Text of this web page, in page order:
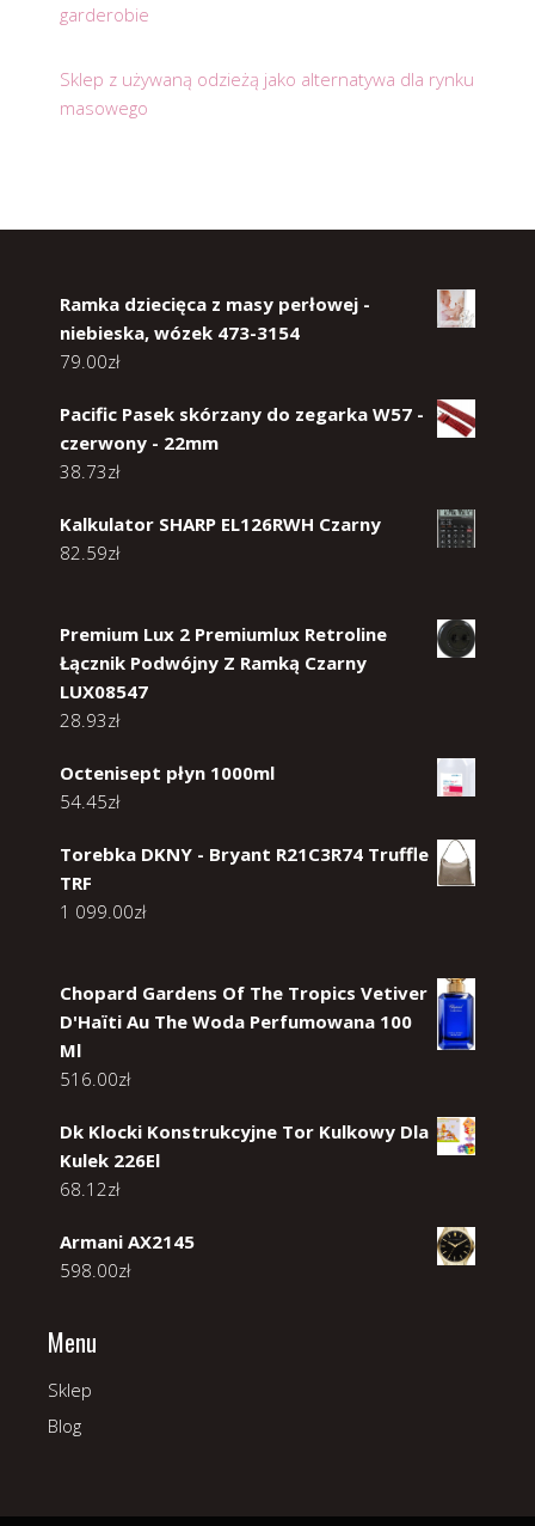
garderobie
Sklep z używaną odzieżą jako alternatywa dla rynku
masowego
Ramka dziecięca z masy perłowej -
niebieska, wózek 473-3154
79.00zł
Pacific Pasek skórzany do zegarka W57 -
czerwony - 22mm
38.73zł
Kalkulator SHARP EL126RWH Czarny
82.59zł
Premium Lux 2 Premiumlux Retroline
Łącznik Podwójny Z Ramką Czarny
LUX08547
28.93zł
Octenisept płyn 1000ml
54.45zł
Torebka DKNY - Bryant R21C3R74 Truffle
TRF
1 099.00zł
Chopard Gardens Of The Tropics Vetiver
D'Haïti Au The Woda Perfumowana 100
Ml
516.00zł
Dk Klocki Konstrukcyjne Tor Kulkowy Dla
Kulek 226El
68.12zł
Armani AX2145
598.00zł
Menu
Sklep
Blog